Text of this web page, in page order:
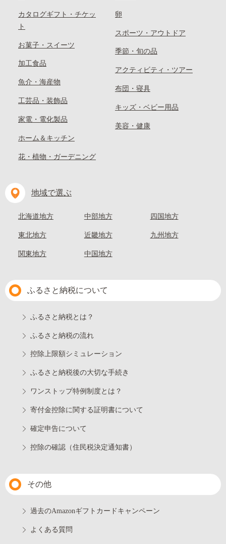
カタログギフト・チケッ
ト
お菓子・スイーツ
加工食品
魚介・海産物
工芸品・装飾品
家電・電化製品
ホーム＆キッチン
花・植物・ガーデニング
卵
スポーツ・アウトドア
季節・旬の品
アクティビティ・ツアー
布団・寝具
キッズ・ベビー用品
美容・健康
地域で選ぶ
北海道地方
東北地方
関東地方
中部地方
近畿地方
中国地方
四国地方
九州地方
ふるさと納税について
ふるさと納税とは？
ふるさと納税の流れ
控除上限額シミュレーション
ふるさと納税後の大切な手続き
ワンストップ特例制度とは？
寄付金控除に関する証明書について
確定申告について
控除の確認（住民税決定通知書）
その他
過去のAmazonギフトカードキャンペーン
よくある質問